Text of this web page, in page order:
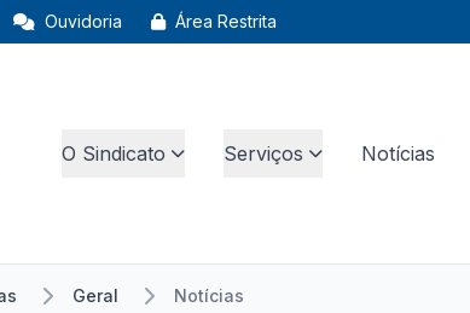
Ouvidoria Área Restrita
O Sindicato Serviços Notícias
Geral Notícias